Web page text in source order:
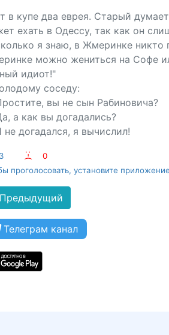
в купе два еврея. Старый
ехать в Одессу, так как он
я знаю, в Жмеринке никто
можно жениться на Софе
идиот!"
соседу:
вы не сын Рабиновича?
а как вы догадались?
догадался, я вычислил!
3 :-(
0
проголосовать, установите
Предыдущий
Телеграм канал